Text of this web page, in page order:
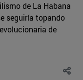
de La Habana
seguiría topando
de